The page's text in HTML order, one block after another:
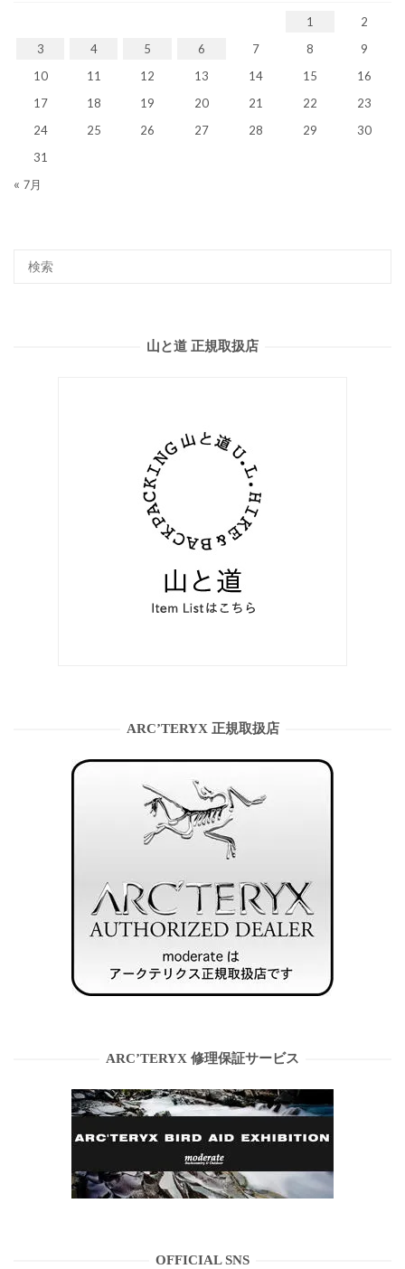
1
2
3
4 5 6 7 8
9
10
11 12 13 14 15
16
17
18 19 20 21 22
23
24
25 26 27 28 29
30
31
« 7月
山と道 正規取扱店
ARC’TERYX 正規取扱店
ARC’TERYX 修理保証サービス
OFFICIAL SNS